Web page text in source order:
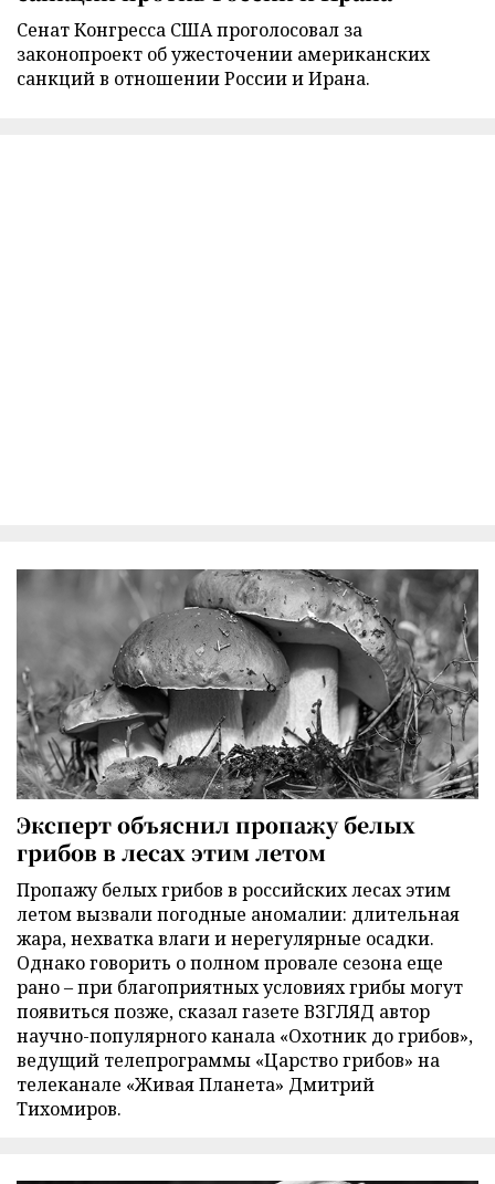
Сенат Конгресса США проголосовал за
законопроект об ужесточении американских
санкций в отношении России и Ирана.
Эксперт объяснил пропажу белых
грибов в лесах этим летом
Пропажу белых грибов в российских лесах этим
летом вызвали погодные аномалии: длительная
жара, нехватка влаги и нерегулярные осадки.
Однако говорить о полном провале сезона еще
рано – при благоприятных условиях грибы могут
появиться позже, сказал газете ВЗГЛЯД автор
научно-популярного канала «Охотник до грибов»,
ведущий телепрограммы «Царство грибов» на
телеканале «Живая Планета» Дмитрий
Тихомиров.